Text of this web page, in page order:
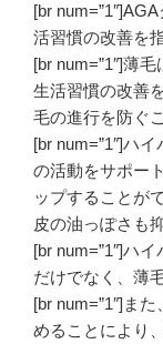
[br
活習慣の改善を
[br num=”1″]薄
生活習慣の改善
毛の進行を防ぐ
[br num=”1″]ハ
の活動をサポー
ップすることが
皮の油っぽさも
[br num=”1″]ハ
だけでなく、薄
[br num=”1″]ま
めることにより